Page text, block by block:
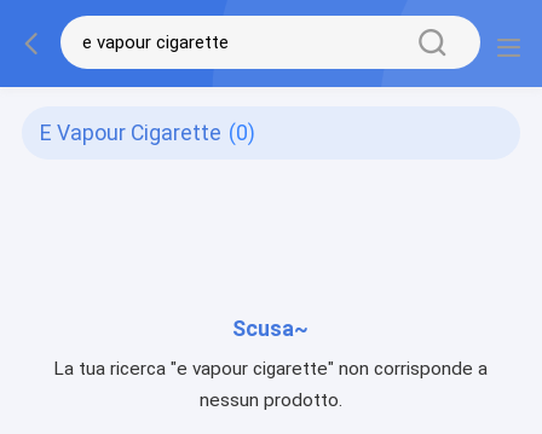
E Vapour Cigarette (0)
Scusa~
La tua ricerca "e vapour cigarette" non corrisponde a
nessun prodotto.